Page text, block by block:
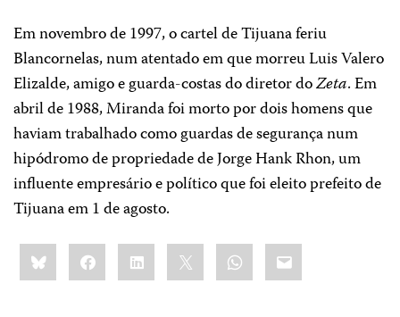
Em novembro de 1997, o cartel de Tijuana feriu
Blancornelas, num atentado em que morreu Luis Valero
Elizalde, amigo e guarda-costas do diretor doZeta. Em
abril de 1988, Miranda foi morto por dois homens que
haviam trabalhado como guardas de segurança num
hipódromo de propriedade de Jorge Hank Rhon, um
influente empresário e político que foi eleito prefeito de
Tijuana em 1 de agosto.
Share
this:BlueskyFacebookLinkedIn WhatsApp
Email